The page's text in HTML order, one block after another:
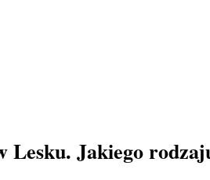
Jakiego